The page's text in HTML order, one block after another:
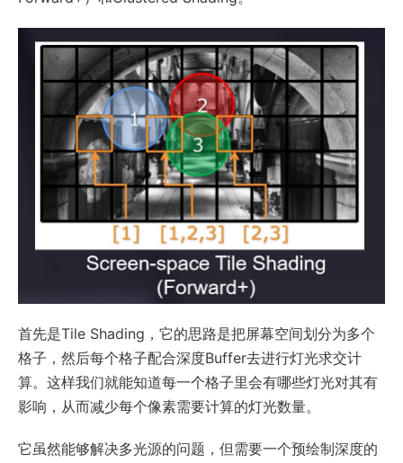
首先是Tile Shading，它的思路是把屏幕空间划分为多个
格子，然后每个格子配合深度Buffer去进行灯光求交计
算。这样我们就能知道每一个格子里会有哪些灯光对其有
影响，从而减少每个像素需要计算的灯光数量。
它虽然能够解决多光源的问题，但需要一个预绘制深度的